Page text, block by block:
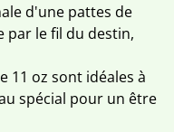
d'une pattes de
par le fil du destin,
11 oz sont idéales à
spécial pour un être